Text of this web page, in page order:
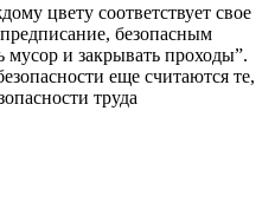
цвету соответствует свое
безопасным
мусор и закрывать проходы”.
еще считаются те,